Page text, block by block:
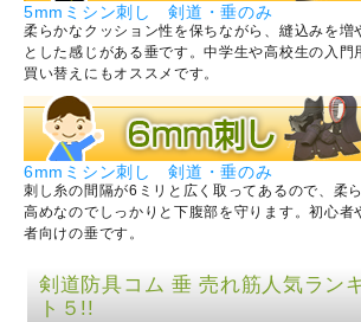
5mmミシン刺し 剣道・垂のみ
柔らかなクッション性を保ちながら、縫込みを増
とした感じがある垂です。中学生や高校生の入門
買い替えにもオススメです。
6mmミシン刺し 剣道・垂のみ
刺し糸の間隔が6ミリと広く取ってあるので、柔
高めなのでしっかりと下腹部を守ります。初心者
者向けの垂です。
剣道防具コム 垂 売れ筋人気ラン
ト５!!